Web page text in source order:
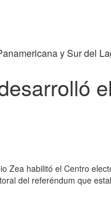
y Sur del
Zea habilitó el Centro
del referéndum que